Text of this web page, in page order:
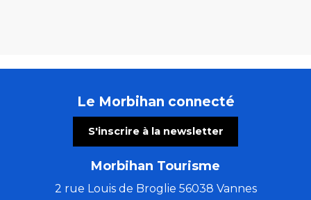
Le Morbihan connecté
S'inscrire à la newsletter
Morbihan Tourisme
2 rue Louis de Broglie 56038 Vannes